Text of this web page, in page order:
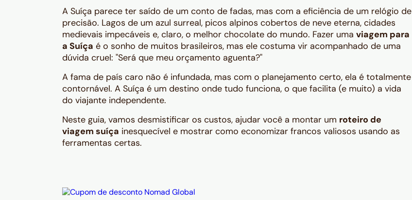
A Suíça parece ter saído de um conto de fadas, mas com a eficiência de um relógio de
precisão. Lagos de um azul surreal, picos alpinos cobertos de neve eterna, cidades
medievais impecáveis e, claro, o melhor chocolate do mundo. Fazer uma viagem para
a Suíça é o sonho de muitos brasileiros, mas ele costuma vir acompanhado de uma
dúvida cruel: "Será que meu orçamento aguenta?"
A fama de país caro não é infundada, mas com o planejamento certo, ela é totalmente
contornável. A Suíça é um destino onde tudo funciona, o que facilita (e muito) a vida
do viajante independente.
Neste guia, vamos desmistificar os custos, ajudar você a montar um roteiro de
viagem suíça inesquecível e mostrar como economizar francos valiosos usando as
ferramentas certas.